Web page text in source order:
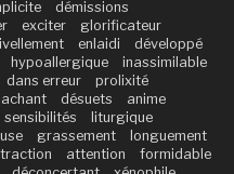
démissions
exciter
glorificateur
enlaidi
développé
hypoallergique
inassimilable
dans erreur
prolixité
désuets
anime
sensibilités
liturgique
grassement
longuement
attention
formidable